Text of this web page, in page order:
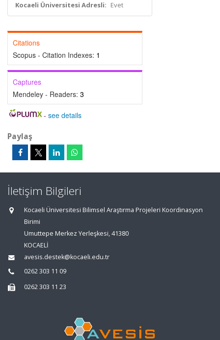
Kocaeli Üniversitesi Adresli: Evet
Citations
Scopus - Citation Indexes: 1
Captures
Mendeley - Readers: 3
- see details
Paylaş
İletişim Bilgileri
Kocaeli Üniversitesi Bilimsel Araştırma Projeleri Koordinasyon
Birimi
Umuttepe Merkez Yerleşkesi, 41380
KOCAELİ
avesis.destek@kocaeli.edu.tr
0262 303 11 09
0262 303 11 23